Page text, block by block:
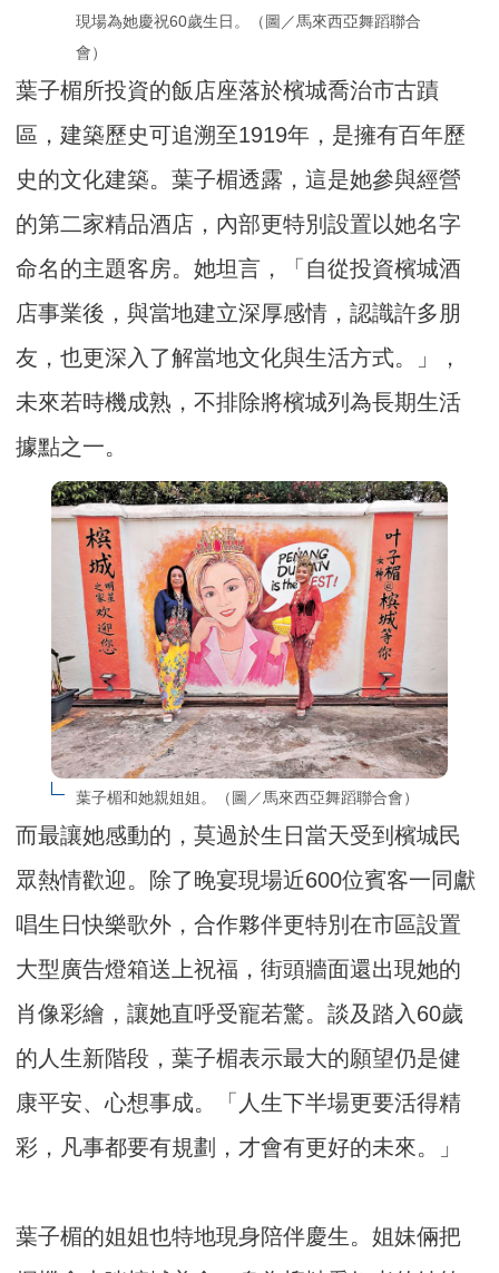
現場為她慶祝60歲生日。（圖／馬來西亞舞蹈聯合
會）
葉子楣所投資的飯店座落於檳城喬治市古蹟
區，建築歷史可追溯至1919年，是擁有百年歷
史的文化建築。葉子楣透露，這是她參與經營
的第二家精品酒店，內部更特別設置以她名字
命名的主題客房。她坦言，「自從投資檳城酒
店事業後，與當地建立深厚感情，認識許多朋
友，也更深入了解當地文化與生活方式。」，
未來若時機成熟，不排除將檳城列為長期生活
據點之一。
葉子楣和她親姐姐。（圖／馬來西亞舞蹈聯合會）
而最讓她感動的，莫過於生日當天受到檳城民
眾熱情歡迎。除了晚宴現場近600位賓客一同獻
唱生日快樂歌外，合作夥伴更特別在市區設置
大型廣告燈箱送上祝福，街頭牆面還出現她的
肖像彩繪，讓她直呼受寵若驚。談及踏入60歲
的人生新階段，葉子楣表示最大的願望仍是健
康平安、心想事成。「人生下半場更要活得精
彩，凡事都要有規劃，才會有更好的未來。」
葉子楣的姐姐也特地現身陪伴慶生。姐妹倆把